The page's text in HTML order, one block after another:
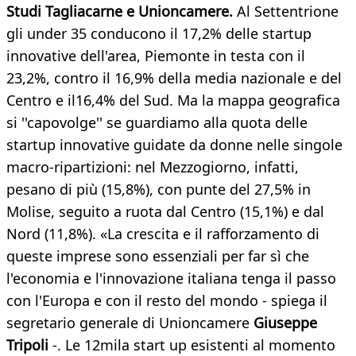
Studi Tagliacarne e Unioncamere. Al Settentrione
gli under 35 conducono il 17,2% delle startup
innovative dell'area, Piemonte in testa con il
23,2%, contro il 16,9% della media nazionale e del
Centro e il16,4% del Sud. Ma la mappa geografica
si ''capovolge'' se guardiamo alla quota delle
startup innovative guidate da donne nelle singole
macro-ripartizioni: nel Mezzogiorno, infatti,
pesano di più (15,8%), con punte del 27,5% in
Molise, seguito a ruota dal Centro (15,1%) e dal
Nord (11,8%). «La crescita e il rafforzamento di
queste imprese sono essenziali per far sì che
l'economia e l'innovazione italiana tenga il passo
con l'Europa e con il resto del mondo - spiega il
segretario generale di Unioncamere Giuseppe
Tripoli -. Le 12mila start up esistenti al momento